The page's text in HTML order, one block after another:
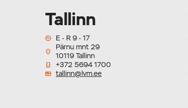
Tallinn
E - R 9 - 17
Pärnu mnt 29
10119 Tallinn
+372 5694 1700
tallinn@lvm.ee